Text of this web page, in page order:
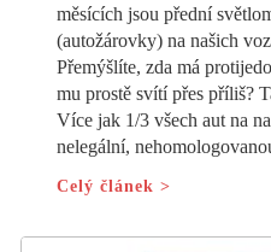
měsících jsou přední
(autožárovky) na našich
Přemýšlíte, zda má
mu prostě svítí přes příliš?
Více jak 1/3 všech aut na
nelegální,
Celý článek >